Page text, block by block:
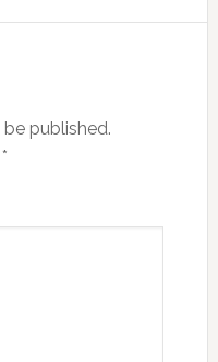
published.
*